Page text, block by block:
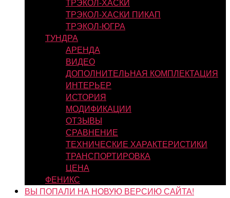
ТРЭКОЛ-ХАСКИ ПИКАП
ТРЭКОЛ-ЮГРА
ТУНДРА
АРЕНДА
ВИДЕО
ДОПОЛНИТЕЛЬНАЯ КОМПЛЕКТАЦИЯ
ИНТЕРЬЕР
ИСТОРИЯ
МОДИФИКАЦИИ
ОТЗЫВЫ
СРАВНЕНИЕ
ТЕХНИЧЕСКИЕ ХАРАКТЕРИСТИКИ
ТРАНСПОРТИРОВКА
ЦЕНА
ФЕНИКС
ВЫ ПОПАЛИ НА НОВУЮ ВЕРСИЮ САЙТА!